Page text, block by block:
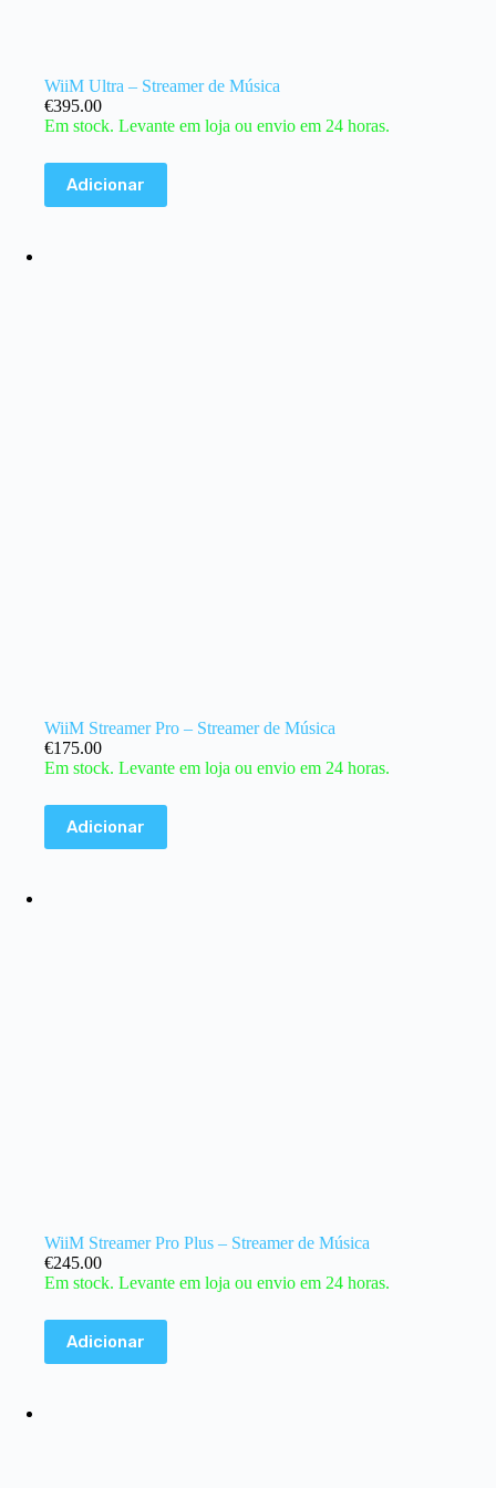
WiiM Ultra – Streamer de Música
€395.00
Em stock. Levante em loja ou envio em 24 horas.
Adicionar
WiiM Streamer Pro – Streamer de Música
€175.00
Em stock. Levante em loja ou envio em 24 horas.
Adicionar
WiiM Streamer Pro Plus – Streamer de Música
€245.00
Em stock. Levante em loja ou envio em 24 horas.
Adicionar